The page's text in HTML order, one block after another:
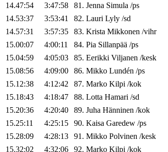
14.47:54
3:47:58 81. Jenna Simula /ps
14.53:37
3:53:41 82. Lauri Lyly /sd
14.57:31
3:57:35 83. Krista Mikkonen /vihr
15.00:07
4:00:11 84. Pia Sillanpää /ps
15.04:59
4:05:03 85. Eerikki Viljanen /kesk
15.08:56
4:09:00 86. Mikko Lundén /ps
15.12:38
4:12:42 87. Marko Kilpi /kok
15.18:43
4:18:47 88. Lotta Hamari /sd
15.20:36
4:20:40 89. Juha Hänninen /kok
15.25:11
4:25:15 90. Kaisa Garedew /ps
15.28:09
4:28:13 91. Mikko Polvinen /kesk
15.32:02
4:32:06 92. Marko Kilpi /kok